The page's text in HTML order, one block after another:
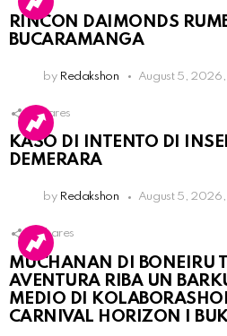
RINCON DAIMONDS
BUCARAMANGA
by Redakshon August 5, 2026,
Shares
KASO DI INTENTO DI
DEMERARA
by Redakshon August 5, 2026,
Shares
MUCHANAN DI BONEIRU
AVENTURA RIBA UN
MEDIO DI
CARNIVAL HORIZON I